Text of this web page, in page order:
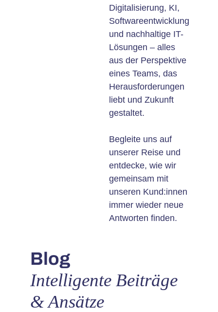
Digitalisierung, KI,
Softwareentwicklung
und nachhaltige IT-
Lösungen – alles
aus der Perspektive
eines Teams, das
Herausforderungen
liebt und Zukunft
gestaltet.
Begleite uns auf
unserer Reise und
entdecke, wie wir
gemeinsam mit
unseren Kund:innen
immer wieder neue
Antworten finden.
Blog
Intelligente Beiträge
& Ansätze